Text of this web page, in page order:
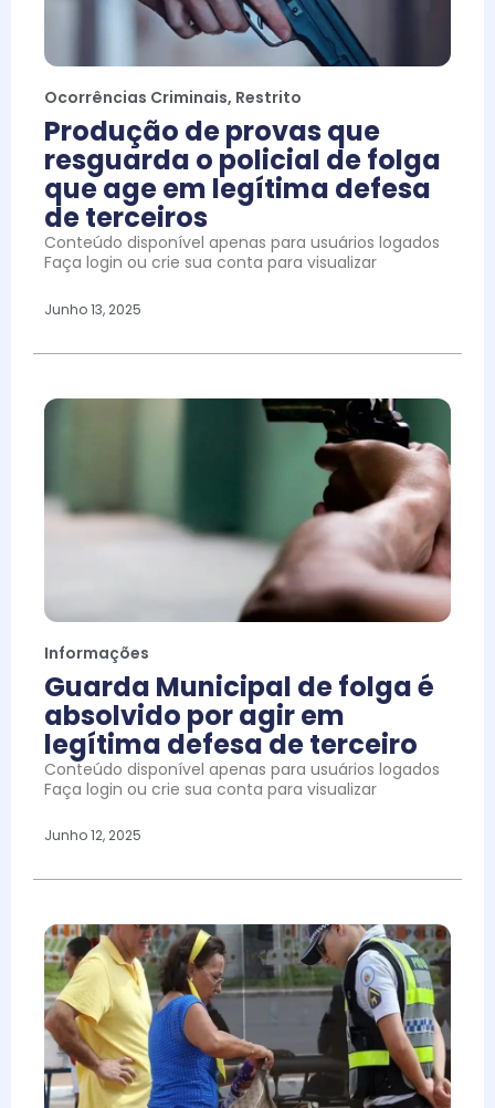
Ocorrências Criminais, Restrito
Produção de provas que
resguarda o policial de folga
que age em legítima defesa
de terceiros
Conteúdo disponível apenas para usuários logados
Faça login ou crie sua conta para visualizar
Junho 13, 2025
Informações
Guarda Municipal de folga é
absolvido por agir em
legítima defesa de terceiro
Conteúdo disponível apenas para usuários logados
Faça login ou crie sua conta para visualizar
Junho 12, 2025